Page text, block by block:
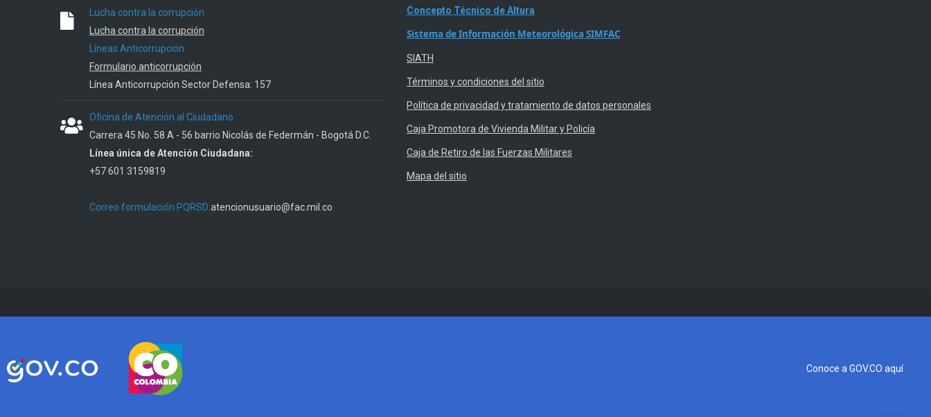
Lucha contra la corrupción
Lucha contra la corrupción
Líneas Anticorrupción
Formulario anticorrupción
Línea Anticorrupción Sector Defensa: 157
Oficina de Atención al Ciudadano
Carrera 45 No. 58 A - 56 barrio Nicolás de Federmán - Bogotá D.C.
Línea única de Atención Ciudadana:
+57 601 3159819
Correo formulación PQRSD:atencionusuario@fac.mil.co
Concepto Técnico de Altura
Sistema de Información Meteorológica SIMFAC
SIATH
Términos y condiciones del sitio
Política de privacidad y tratamiento de datos personales
Caja Promotora de Vivienda Militar y Policía
Caja de Retiro de las Fuerzas Militares
Mapa del sitio
Conoce a GOV.CO aquí